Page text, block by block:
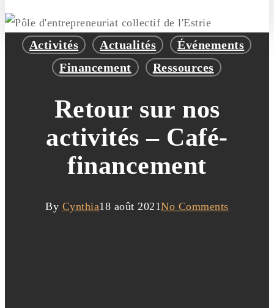
Activités Actualités
Événements
Financement
Ressources
Retour sur nos
activités – Café-
financement
By Cynthia18 août 2021No Comments